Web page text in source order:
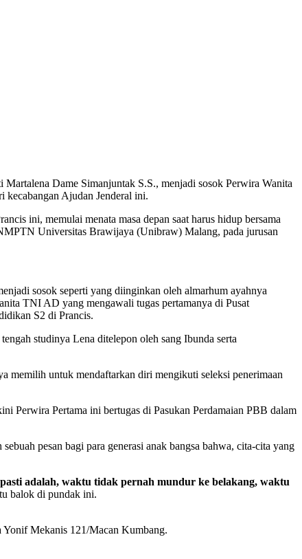
Dame Simanjuntak S.S., menjadi sosok Perwira Wanita
Ajudan Jenderal ini.
ini, memulai menata masa depan saat harus hidup bersama
Universitas Brawijaya (Unibraw) Malang, pada jurusan
sosok seperti yang diinginkan oleh almarhum ayahnya
TNI AD yang mengawali tugas pertamanya di Pusat
S2 di Prancis.
studinya Lena ditelepon oleh sang Ibunda serta
memilih untuk mendaftarkan diri mengikuti seleksi penerimaan
Perwira Pertama ini bertugas di Pasukan Perdamaian PBB dalam
pesan bagi para generasi anak bangsa bahwa, cita-cita yang
adalah, waktu tidak pernah mundur ke belakang, waktu
balok di pundak ini.
Mekanis 121/Macan Kumbang.